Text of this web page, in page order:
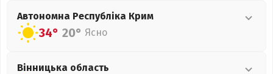
Автономна Республіка Крим
34° 20° Ясно
Вінницька область